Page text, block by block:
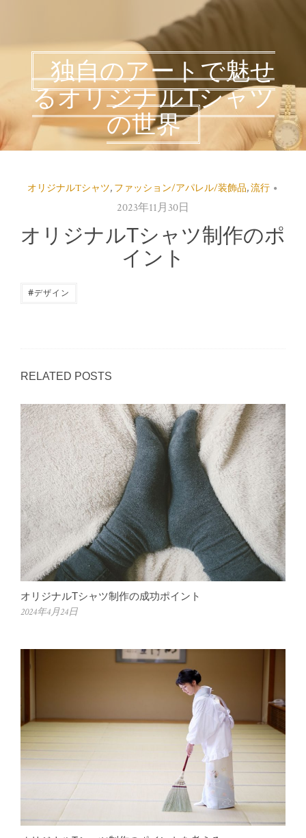
独自のアートで魅せ
るオリジナルTシャツ
の世界
オリジナルTシャツ, ファッション/アパレル/装飾品,流行
2023年11月30日
オリジナルTシャツ制作のポ
イント
#デザイン
RELATED POSTS
オリジナルTシャツ制作の成功ポイント
2024年4月24日